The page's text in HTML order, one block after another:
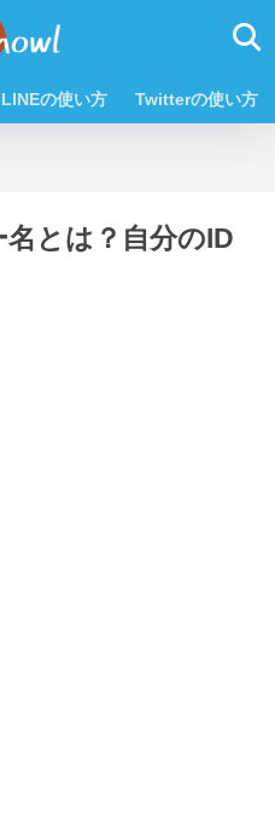
LINEの使い方 Twitterの使い方
名とは？自分のID